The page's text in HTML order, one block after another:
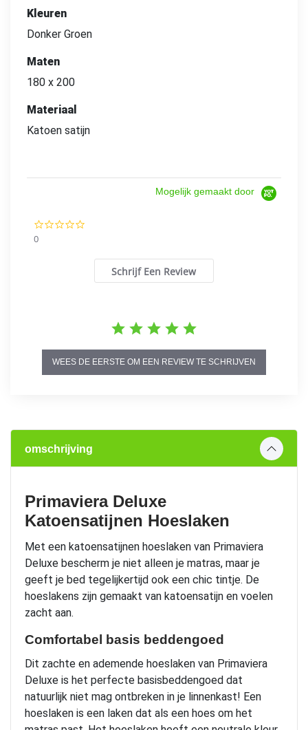
Kleuren
Donker Groen
Maten
180 x 200
Materiaal
Katoen satijn
Mogelijk gemaakt door
0
Schrijf Een Review
WEES DE EERSTE OM EEN REVIEW TE SCHRIJVEN
omschrijving
Primaviera Deluxe
Katoensatijnen Hoeslaken
Met een katoensatijnen hoeslaken van Primaviera
Deluxe bescherm je niet alleen je matras, maar je
geeft je bed tegelijkertijd ook een chic tintje. De
hoeslakens zijn gemaakt van katoensatijn en voelen
zacht aan.
Comfortabel basis beddengoed
Dit zachte en ademende hoeslaken van Primaviera
Deluxe is het perfecte basisbeddengoed dat
natuurlijk niet mag ontbreken in je linnenkast! Een
hoeslaken is een laken dat als een hoes om het